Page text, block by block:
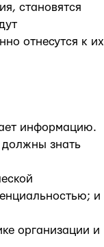
становятся
отнесутся к их
информацию.
знать
и
организации и